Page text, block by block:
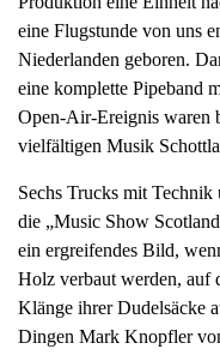
eine Flugstunde von uns
Niederlanden geboren.
eine komplette Pipeband
Open-Air-Ereignis waren
vielfältigen Musik
Sechs Trucks mit
die „Music Show
ein ergreifendes Bild,
Holz verbaut werden, auf
Klänge ihrer Dudelsäcke
Dingen Mark Knopfler